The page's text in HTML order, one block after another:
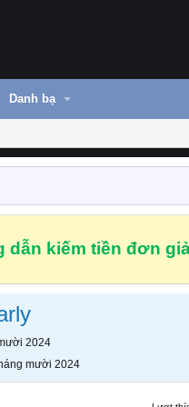
Danh bạ
dẫn kiếm tiền đơn
2024
mười 2024